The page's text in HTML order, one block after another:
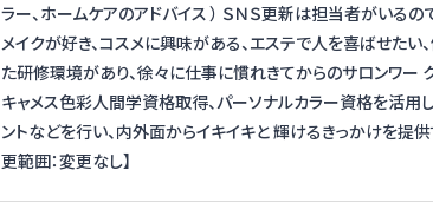
ラー、ホームケアのアドバイス ） ＳＮＳ更新は担当者がいるの
メイクが好き、コスメに興味がある、エステで人を喜ばせたい
た研修環境があり、徐々に仕事に慣れきてからのサロンワー
キャメス色彩人間学資格取得、パーソナルカラー資格を活用
ントなどを行い、内外面からイキイキと 輝けるきっかけを提
更範囲：変更なし】